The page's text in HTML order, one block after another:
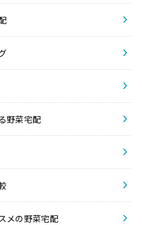
野菜宅配
メの野菜宅配